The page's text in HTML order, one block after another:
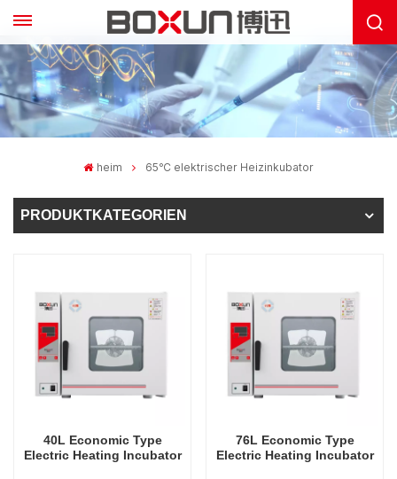
heim 65℃ elektrischer Heizinkubator
PRODUKTKATEGORIEN
40L Economic Type
Electric Heating Incubator
76L Economic Type
Electric Heating Incubator